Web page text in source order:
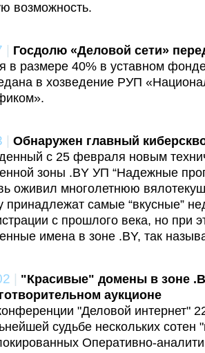
возможность.
| Госдолю «Деловой сети»
в размере 40% в уставном
в хозведение РУП
| Обнаружен главный
с 25 февраля новым
зоны .BY УП “Надежные
оживил многолетнюю
принадлежат самые “вкусные”
с прошлого века, но при
имена в зоне .BY, так
| "Красивые" домены в зоне
аукционе
"Деловой интернет"
судьбе нескольких сотен
Оперативно-